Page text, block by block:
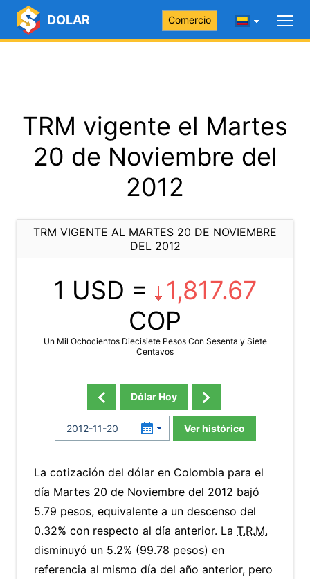
DOLAR Comercio
TRM vigente el Martes
20 de Noviembre del
2012
TRM VIGENTE AL MARTES 20 DE NOVIEMBRE
DEL 2012
1 USD =
1,817.67
COP
Un Mil Ochocientos Diecisiete Pesos Con Sesenta y Siete
Centavos
Dólar Hoy
Ver histórico
La cotización del dólar en Colombia para el
día Martes 20 de Noviembre del 2012 bajó
5.79 pesos, equivalente a un descenso del
0.32% con respecto al día anterior. La T.R.M.
disminuyó un 5.2% (99.78 pesos) en
referencia al mismo día del año anterior, pero